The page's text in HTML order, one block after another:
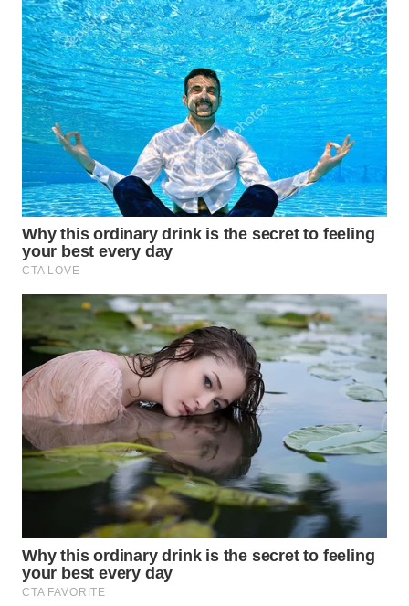
TOBA
WN
NIAS
WN
LANGKAT
WN
TAPANULI
SELATAN
TANJUNG
LESUNG
WN
KARO
WN
SIMALUNGUN
LABUHANBATU
WN
TAPANULI